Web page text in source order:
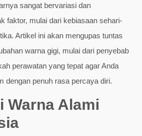
sangat bervariasi dan
faktor, mulai dari kebiasaan sehari-
Artikel ini akan mengupas tuntas
warna gigi, mulai dari penyebab
perawatan yang tepat agar Anda
dengan penuh rasa percaya diri.
Warna Alami